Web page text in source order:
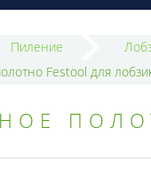
Пиление
Festool для